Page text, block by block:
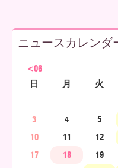
海
道
ニュースカレンダ
<06
日
月 火
3
4 5
10
11 12
17
18 19